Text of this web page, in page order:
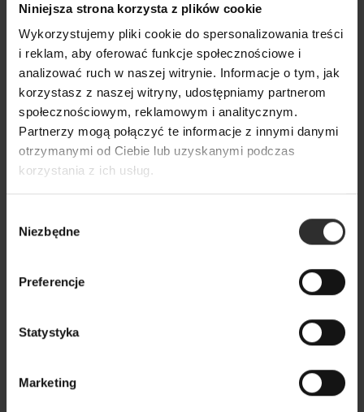
Niniejsza strona korzysta z plików cookie
Wykorzystujemy pliki cookie do spersonalizowania treści
i reklam, aby oferować funkcje społecznościowe i
analizować ruch w naszej witrynie. Informacje o tym, jak
korzystasz z naszej witryny, udostępniamy partnerom
społecznościowym, reklamowym i analitycznym.
Partnerzy mogą połączyć te informacje z innymi danymi
otrzymanymi od Ciebie lub uzyskanymi podczas
korzystania z ich usług.
zgody
Niezbędne
Preferencje
Statystyka
Marketing
Wzorzysta Sukienka Mini z bufiastymi rękawami i
geometrycznym wzorem Marie Geo
369,00 zł
Nowy